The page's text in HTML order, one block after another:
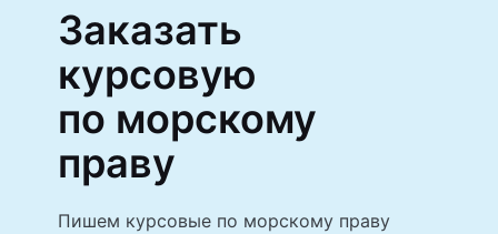
Заказать
курсовую
по морскому
праву
Пишем курсовые по морскому праву